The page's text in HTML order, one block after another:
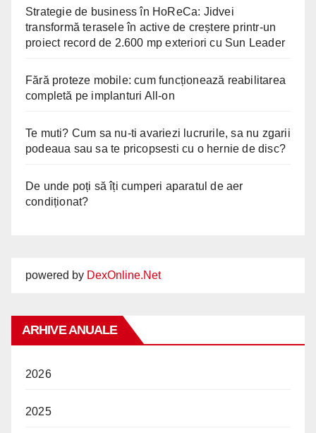
Strategie de business în HoReCa: Jidvei
transformă terasele în active de creștere printr-un
proiect record de 2.600 mp exteriori cu Sun Leader
Fără proteze mobile: cum funcționează reabilitarea
completă pe implanturi All-on
Te muti? Cum sa nu-ti avariezi lucrurile, sa nu zgarii
podeaua sau sa te pricopsesti cu o hernie de disc?
De unde poți să îți cumperi aparatul de aer
condiționat?
powered by DexOnline.Net
ARHIVE ANUALE
2026
2025